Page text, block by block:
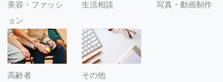
美容・ファッシ
ョン
生活相談 写真・動画制作
高齢者 その他